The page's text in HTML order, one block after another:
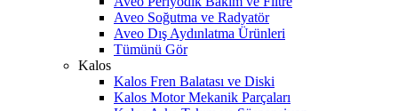
Aveo Soğutma ve Radyatör
Aveo Dış Aydınlatma Ürünleri
Tümünü Gör
Kalos
Kalos Fren Balatası ve Diski
Kalos Motor Mekanik Parçaları